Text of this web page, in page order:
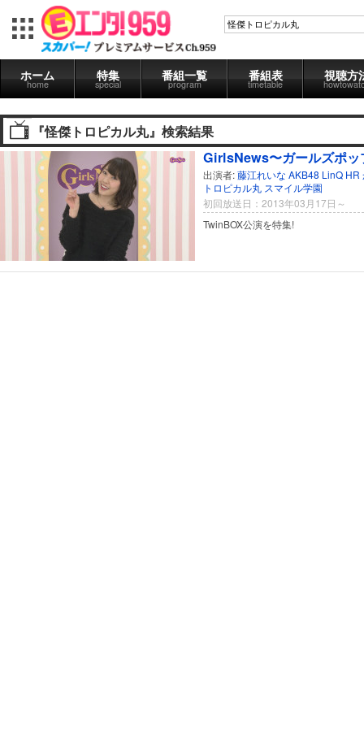
ホーム
home
特集
special
番組一覧
program
番組表
timetable
視聴方
『怪傑トロピカル丸』検索結果
GirlsNews〜ガールズポッ
出演者:藤江れいな AKB48 LinQ HR
トロピカル丸 スマイル学園
初回放送日：2013年03月17日～
TwinBOX公演を特集!